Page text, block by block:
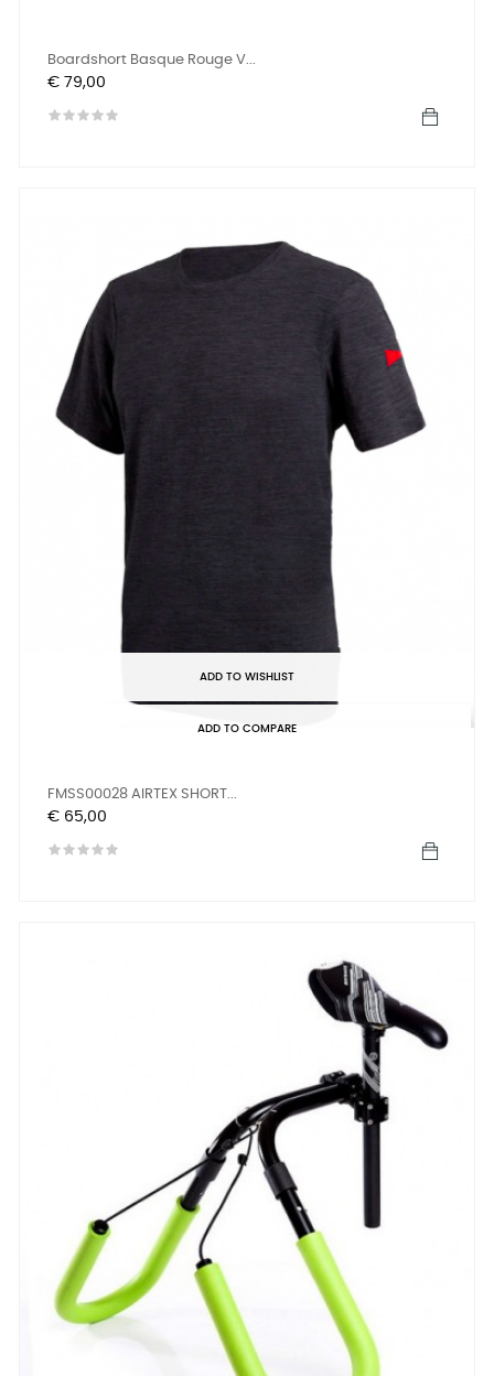
Boardshort Basque Rouge V...
Prijs
€ 79,00
ADD TO WISHLIST
ADD TO COMPARE
FMSS00028 AIRTEX SHORT...
Prijs
€ 65,00